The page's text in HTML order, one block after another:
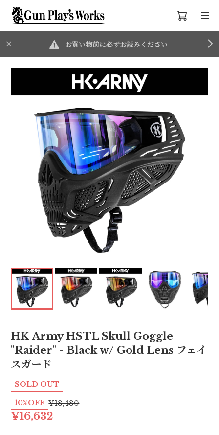
お買い物前に必ずお読みください
HK Army HSTL Skull Goggle
"Raider" - Black w/ Gold Lens フェイ
スガード
¥18,480
10%OFF
¥16,632
SOLD OUT